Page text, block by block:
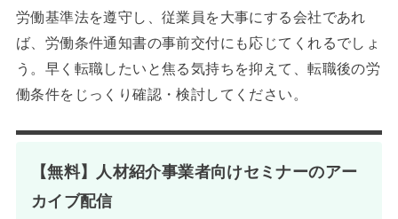
労働基準法を遵守し、従業員を大事にする会社であれ
ば、労働条件通知書の事前交付にも応じてくれるでしょ
う。早く転職したいと焦る気持ちを抑えて、転職後の労
働条件をじっくり確認・検討してください。
【無料】人材紹介事業者向けセミナーのアー
カイブ配信